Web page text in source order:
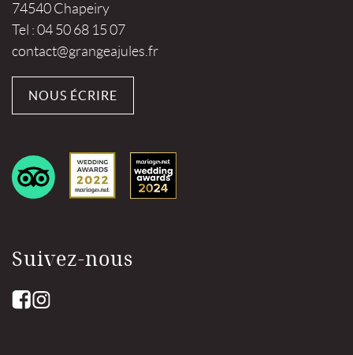
74540 Chapeiry
Tel : 04 50 68 15 07
contact@grangeajules.fr
NOUS ÉCRIRE
Suivez-nous